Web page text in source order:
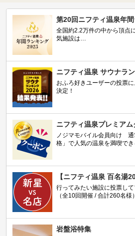
第20回ニフティ温泉年
全国約2.2万件の中から頂点
気施設は…
ニフティ温泉 サウナラ
おふろ好きユーザーの投票
決定！
ニフティ温泉プレミアム
ノジマモバイル会員向け 通
格」で人気の温泉を満喫でき
【ニフティ温泉 百名湯
行ってみたい施設に投票し
（全10回開催 / 合計260名様）
岩盤浴特集